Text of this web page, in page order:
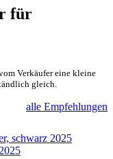
für
Verkäufer eine kleine
gleich.
alle Empfehlungen